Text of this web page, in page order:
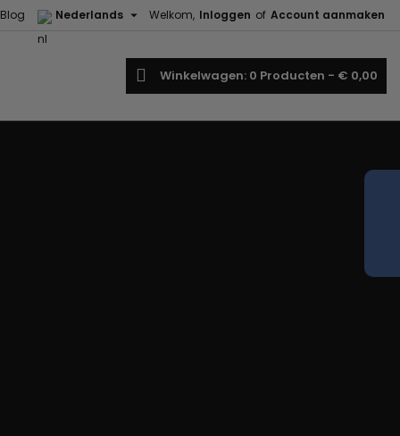
Welkom, Inloggen of Account aanmaken
Nederlands 
Blog
Winkelwagen 0 Producten - € 0,00